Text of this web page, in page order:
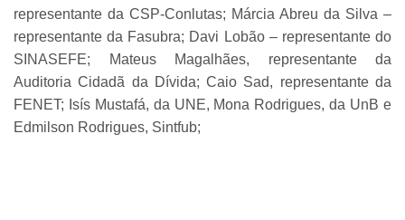
representante da CSP-Conlutas; Márcia Abreu da Silva –
representante da Fasubra; Davi Lobão – representante do
SINASEFE; Mateus Magalhães, representante da
Auditoria Cidadã da Dívida; Caio Sad, representante da
FENET; Isís Mustafá, da UNE, Mona Rodrigues, da UnB e
Edmilson Rodrigues, Sintfub;